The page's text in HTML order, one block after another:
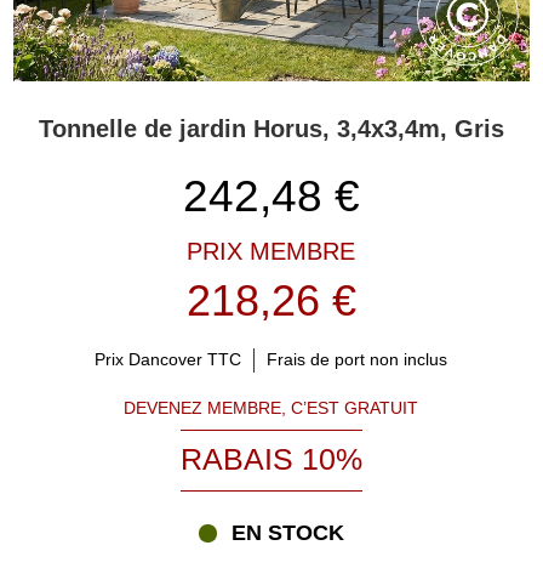
Tonnelle de jardin Horus, 3,4x3,4m, Gris
242,48 €
PRIX MEMBRE
218,26 €
Prix Dancover TTC Frais de port non inclus
DEVENEZ MEMBRE, C’EST GRATUIT
RABAIS 10%
EN STOCK